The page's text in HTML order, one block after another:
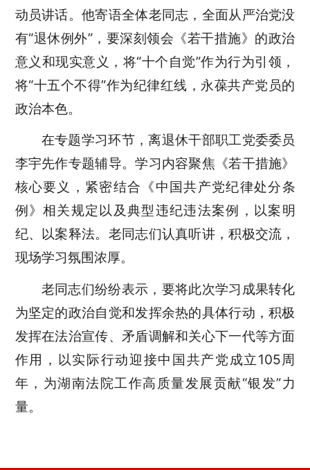
动员讲话。他寄语全体老同志，全面从严治党没
有“退休例外”，要深刻领会《若干措施》的政治
意义和现实意义，将“十个自觉”作为行为引领，
将“十五个不得”作为纪律红线，永葆共产党员的
政治本色。
在专题学习环节，离退休干部职工党委委员
李宇先作专题辅导。学习内容聚焦《若干措施》
核心要义，紧密结合《中国共产党纪律处分条
例》相关规定以及典型违纪违法案例，以案明
纪、以案释法。老同志们认真听讲，积极交流，
现场学习氛围浓厚。
老同志们纷纷表示，要将此次学习成果转化
为坚定的政治自觉和发挥余热的具体行动，积极
发挥在法治宣传、矛盾调解和关心下一代等方面
作用，以实际行动迎接中国共产党成立105周
年，为湖南法院工作高质量发展贡献“银发”力
量。